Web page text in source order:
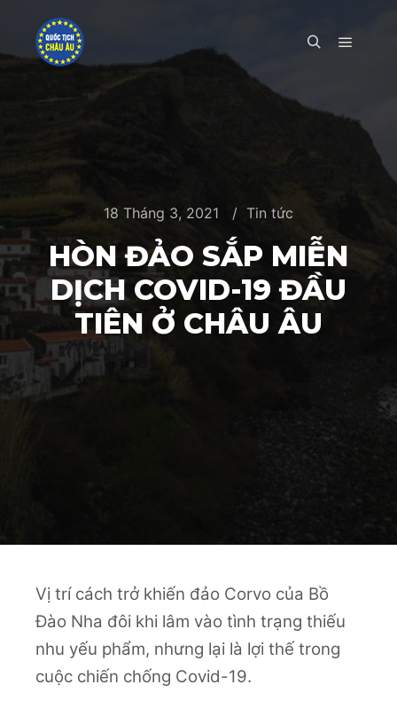
18 Tháng 3, 2021 Tin tức
HÒN ĐẢO SẮP MIỄN
DỊCH COVID-19 ĐẦU
TIÊN Ở CHÂU ÂU
Vị trí cách trở khiến đảo Corvo của Bồ
Đào Nha đôi khi lâm vào tình trạng thiếu
nhu yếu phẩm, nhưng lại là lợi thế trong
cuộc chiến chống Covid-19.